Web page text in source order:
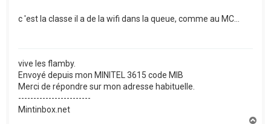
c 'est la classe il a de la wifi dans la queue, comme au MC...
vive les flamby.
Envoyé depuis mon MINITEL 3615 code MIB
Merci de répondre sur mon adresse habituelle.
------------------------
Mintinbox.net